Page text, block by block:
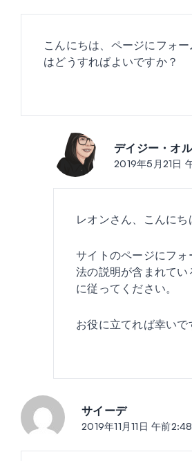
こんにちは、ページにフォ
はどうすればよいですか？
デイジー・オ
2019年5月21日
レオンさん、こんにち
サイトのページにフ
法の説明が含まれてい
に従ってください。
お役に立てれば幸いで
サイーデ投稿:
2019年11月11日 午前2:48